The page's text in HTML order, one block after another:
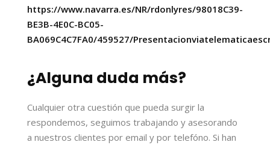
https://www.navarra.es/NR/rdonlyres/98018C39-
BE3B-4E0C-BC05-
BA069C4C7FA0/459527/
¿Alguna duda más?
Cualquier otra cuestión que pueda surgir la
respondemos, seguimos trabajando y asesorando
a nuestros clientes por email y por telefóno. Si han